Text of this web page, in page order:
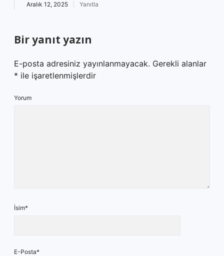
Aralık 12, 2025 Yanıtla
Bir yanıt yazın
E-posta adresiniz yayınlanmayacak. Gerekli alanlar
* ile işaretlenmişlerdir
Yorum
İsim*
E-Posta*